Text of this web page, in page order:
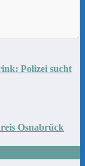
Polizei sucht
Osnabrück